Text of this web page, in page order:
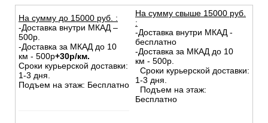
На сумму до 15000 руб. :
-Доставка внутри МКАД –
500р.
-Доставка за МКАД до 10
км - 500р+30р/км.
Сроки курьерской доставки:
1-3 дня.
Подъем на этаж: Бесплатно
На сумму свыше 15000 руб.
:
-Доставка внутри МКАД -
бесплатно
-Доставка за МКАД до 10
км - 500р.
Сроки курьерской доставки:
1-3 дня.
Подъем на этаж:
Бесплатно